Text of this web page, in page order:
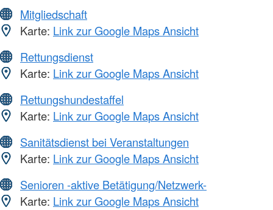
Mitgliedschaft
Karte: Link zur Google Maps Ansicht
Rettungsdienst
Karte: Link zur Google Maps Ansicht
Rettungshundestaffel
Karte: Link zur Google Maps Ansicht
Sanitätsdienst bei Veranstaltungen
Karte: Link zur Google Maps Ansicht
Senioren -aktive Betätigung/Netzwerk-
Karte: Link zur Google Maps Ansicht